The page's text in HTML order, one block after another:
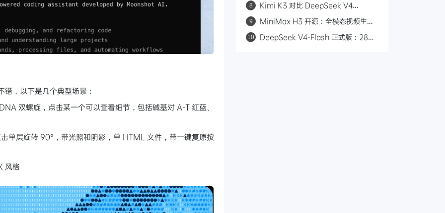
，以下是几个典型场景：
双螺旋，点击某一个可以查看细节，包括碱基对 A-T 红蓝、
单层旋转 90°，带光照和阴影，单 HTML 文件，带一键复原按
风格
AI 平台
8
Kimi K3 对比 DeepSeek V4
路线之争
9
MiniMax H3 开源：全模态视频生成
10
DeepSeek V4-Flash 正式版：284B